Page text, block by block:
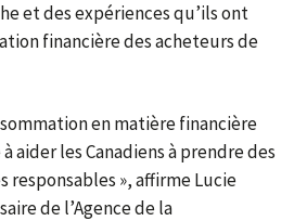
et des expériences qu’ils ont
financière des acheteurs de
en matière financière
à aider les Canadiens à prendre des
responsables », affirme Lucie
de l’Agence de la